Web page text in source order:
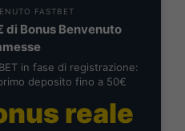
FASTBET
di Bonus Benvenuto
in fase di registrazione:
deposito fino a 50€
reale